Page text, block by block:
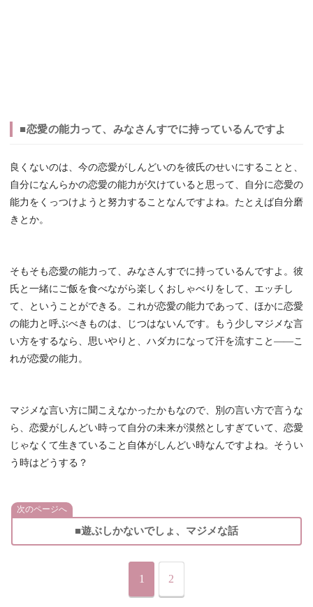
■恋愛の能力って、みなさんすでに持っているんですよ
良くないのは、今の恋愛がしんどいのを彼氏のせいにすることと、
自分になんらかの恋愛の能力が欠けていると思って、自分に恋愛の
能力をくっつけようと努力することなんですよね。たとえば自分磨
きとか。
そもそも恋愛の能力って、みなさんすでに持っているんですよ。彼
氏と一緒にご飯を食べながら楽しくおしゃべりをして、エッチし
て、ということができる。これが恋愛の能力であって、ほかに恋愛
の能力と呼ぶべきものは、じつはないんです。もう少しマジメな言
い方をするなら、思いやりと、ハダカになって汗を流すこと――こ
れが恋愛の能力。
マジメな言い方に聞こえなかったかもなので、別の言い方で言うな
ら、恋愛がしんどい時って自分の未来が漠然としすぎていて、恋愛
じゃなくて生きていること自体がしんどい時なんですよね。そうい
う時はどうする？
次のページへ
■遊ぶしかないでしょ、マジメな話
1 2